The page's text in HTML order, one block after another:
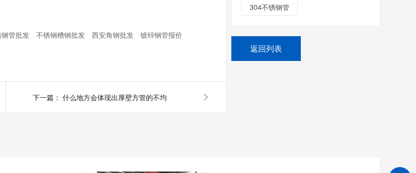
管批发 不锈钢槽钢批发 西安角钢批发
镀锌钢管报价
下一篇： 什么地方会体现出厚壁方管的不均
304不锈钢管
返回列表